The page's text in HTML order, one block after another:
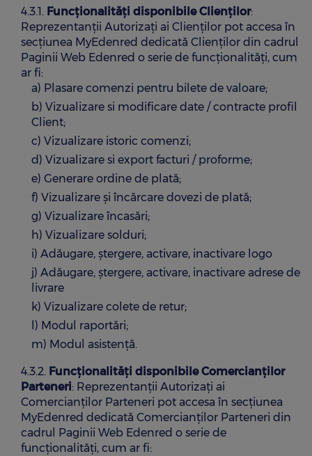
4.3.1. Funcționalități disponibile Clienților:
Reprezentanții Autorizați ai Clienților pot accesa în
secțiunea MyEdenred dedicată Clienților din cadrul
Paginii Web Edenred o serie de funcționalități, cum
ar fi:
a) Plasare comenzi pentru bilete de valoare;
b) Vizualizare si modificare date / contracte profil
Client;
c) Vizualizare istoric comenzi;
d) Vizualizare si export facturi / proforme;
e) Generare ordine de plată;
f) Vizualizare și încărcare dovezi de plată;
g) Vizualizare încasări;
h) Vizualizare solduri;
i) Adăugare, ștergere, activare, inactivare logo
j) Adăugare, ștergere, activare, inactivare adrese de
livrare
k) Vizualizare colete de retur;
l) Modul raportări;
m) Modul asistență.
4.3.2. Funcționalități disponibile Comercianților
Parteneri: Reprezentanții Autorizați ai
Comercianților Parteneri pot accesa în secțiunea
MyEdenred dedicată Comercianților Parteneri din
cadrul Paginii Web Edenred o serie de
funcționalități, cum ar fi: